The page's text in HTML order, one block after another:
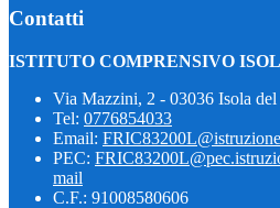
Contatti
ISTITUTO COMPRENSIVO
Via Mazzini, 2 - 03036 Isola
Tel: 0776854033
Email:
PEC:
mail
C.F.: 91008580606